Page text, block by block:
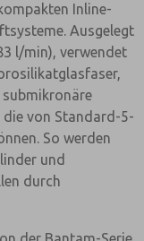
Inline-
Ausgelegt
l/min), verwendet
die von Standard-5-
So werden
und
durch